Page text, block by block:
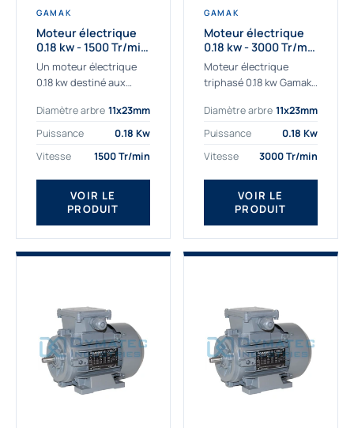
GAMAK
Moteur électrique
0.18 kw - 1500 Tr/min
- 230/400V - IE2
Un moteur électrique
0.18 kw destiné aux
exigeantes. Fort de
nombreuses années
détermination et la
fourniture...
Diamètre arbre 11x23mm
Puissance
0.18 Kw
Vitesse
1500 Tr/min
VOIR LE
PRODUIT
GAMAK
Moteur électrique
0.18 kw - 3000 Tr/min
- 230/400V - IE2
Moteur électrique
triphasé 0.18 kw Gamak,
professionnelle
indispensable à vos
Fournisseur Français
des moteurs
électriques Gamak,
nous proposons
exclusivement des...
Diamètre arbre 11x23mm
Puissance
0.18 Kw
Vitesse
3000 Tr/min
VOIR LE
PRODUIT